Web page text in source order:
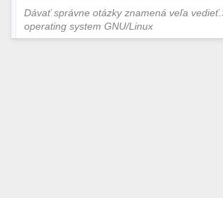
Dávať správne otázky znamená veľa
operating system GNU/Linux